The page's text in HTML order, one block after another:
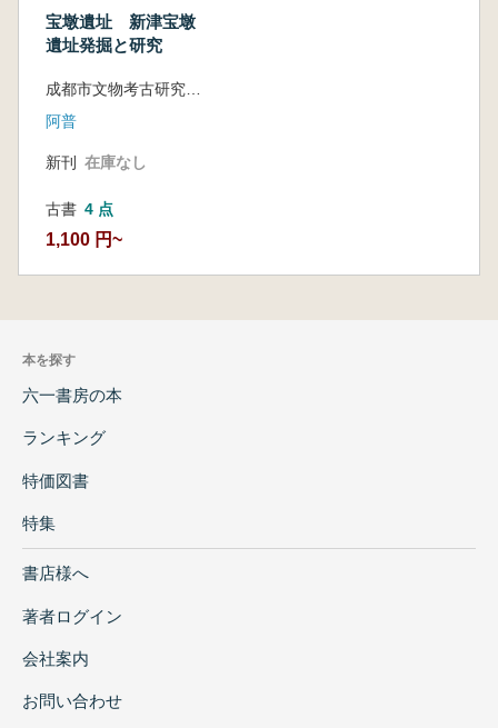
宝墩遺址 新津宝墩
遺址発掘と研究
阿普
新刊 在庫なし
古書 4 点
1,100 円~
本を探す
六一書房の本
ランキング
特価図書
特集
書店様へ
著者ログイン
会社案内
お問い合わせ